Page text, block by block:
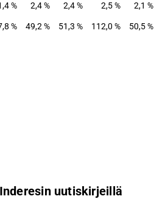
% 2,4 % 2,4 % 2,5 % 2,1 %
% 49,2 % 51,3 % 112,0 % 50,5 %
uutiskirjeillä